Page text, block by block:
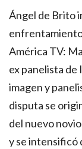
Ángel de Brito
América TV:
ex panelista de
imagen y
disputa se
del nuevo
y se intensificó